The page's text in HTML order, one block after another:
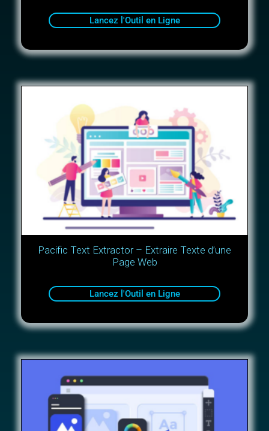
Lancez l'Outil en Ligne
Pacific Text Extractor – Extraire Texte d’une
Page Web
Lancez l'Outil en Ligne